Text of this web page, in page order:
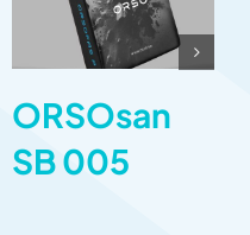
ORSOsan
SB 005